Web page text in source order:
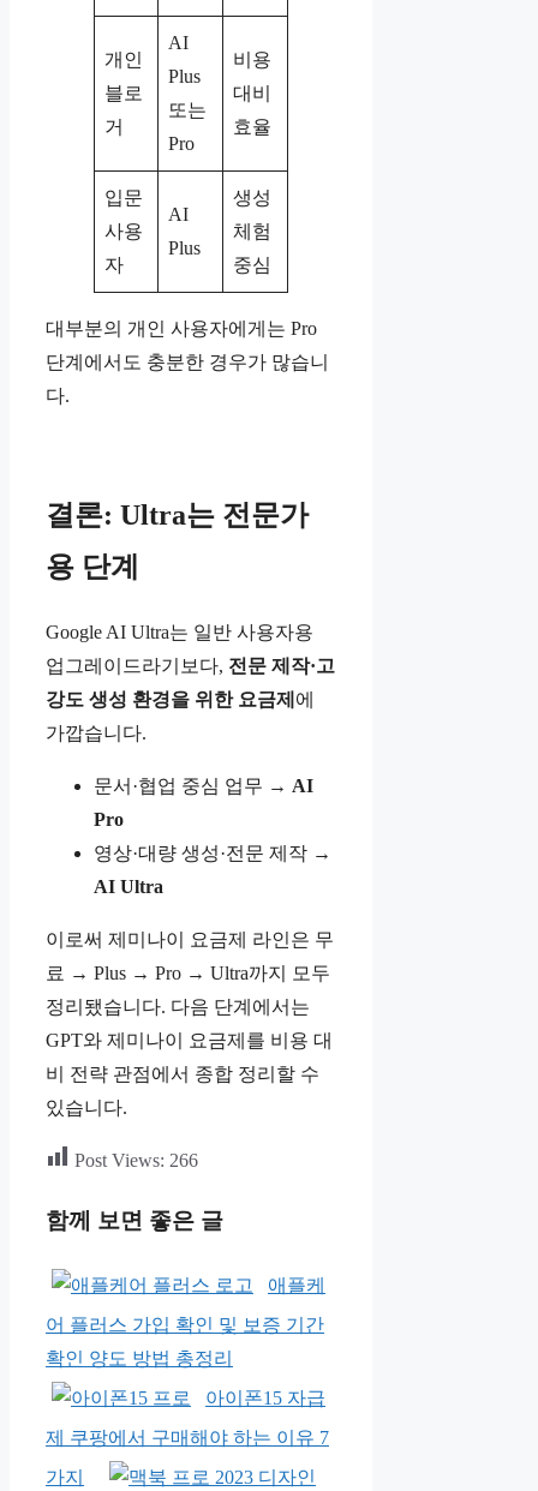
개인
블로
거
AI
Plus
또는
Pro
비용
대비
효율
입문
사용
자
AI
Plus
생성
체험
중심
대부분의 개인 사용자에게는 Pro
단계에서도 충분한 경우가 많습니
다.
결론: Ultra는 전문가
용 단계
Google AI Ultra는 일반 사용자용
업그레이드라기보다, 전문 제작·고
강도 생성 환경을 위한 요금제 에
가깝습니다.
문서·협업 중심 업무 → AI
Pro
영상·대량 생성·전문 제작 →
AI Ultra
이로써 제미나이 요금제 라인은 무
료 → Plus → Pro → Ultra까지 모두
정리됐습니다. 다음 단계에서는
GPT와 제미나이 요금제를 비용 대
비 전략 관점에서 종합 정리할 수
있습니다.
Post Views: 266
함께 보면 좋은 글
애플케
어 플러스 가입 확인 및 보증 기간
확인 양도 방법 총정리
아이폰15 자급
제 쿠팡에서 구매해야 하는 이유 7
가지